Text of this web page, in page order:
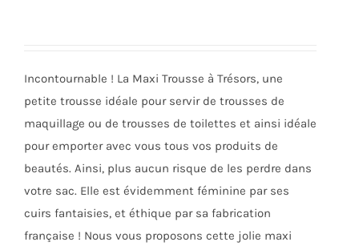
choisies
sur
produit
Incontournable ! La Maxi Trousse à Trésors, une
petite trousse idéale pour servir de trousses de
maquillage ou de trousses de toilettes et ainsi idéale
pour emporter avec vous tous vos produits de
beautés. Ainsi, plus aucun risque de les perdre dans
votre sac. Elle est évidemment féminine par ses
cuirs fantaisies, et éthique par sa fabrication
française ! Nous vous proposons cette jolie maxi